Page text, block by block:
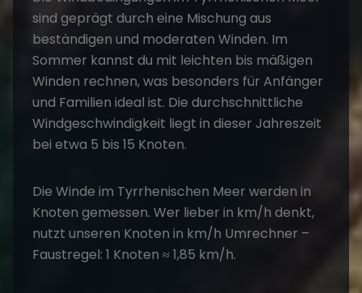
sind geprägt durch eine Mischung aus
beständigen und moderaten Winden. Im
Sommer kannst du mit leichten bis mäßigen
Winden rechnen, was besonders für Anfänger
und Familien ideal ist. Die durchschnittliche
Windgeschwindigkeit liegt in dieser Jahreszeit
bei etwa 5 bis 15 Knoten.
Die Winde im Tyrrhenischen Meer werden in
Knoten gemessen. Wer lieber in km/h denkt,
nutzt unseren Knoten in km/h Umrechner –
Faustregel: 1 Knoten ≈ 1,85 km/h.